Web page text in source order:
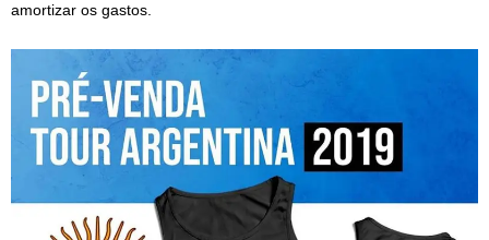
amortizar os gastos.